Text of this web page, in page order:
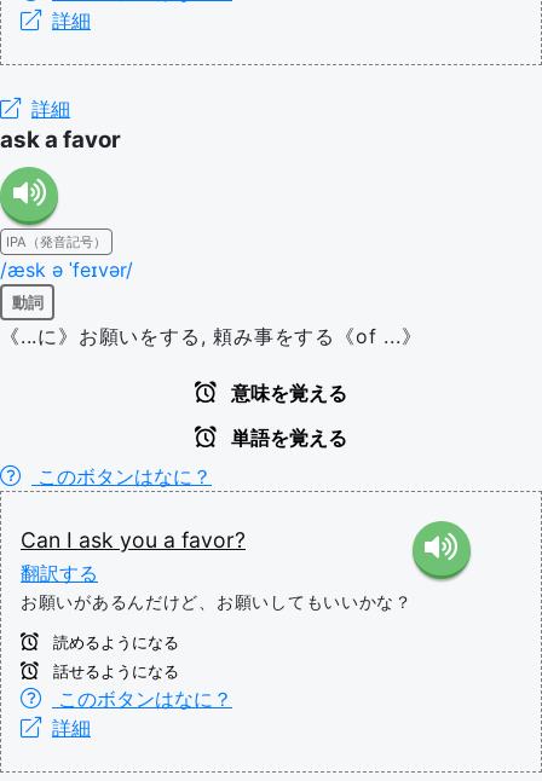
詳細
詳細
ask a favor
IPA（発音記号）
/æsk ə ˈfeɪvər/
動詞
《...に》お願いをする, 頼み事をする《of ...》
意味を覚える
単語を覚える
このボタンはなに？
Can I ask you a favor?
翻訳する
お願いがあるんだけど、お願いしてもいいかな？
読めるようになる
話せるようになる
このボタンはなに？
詳細